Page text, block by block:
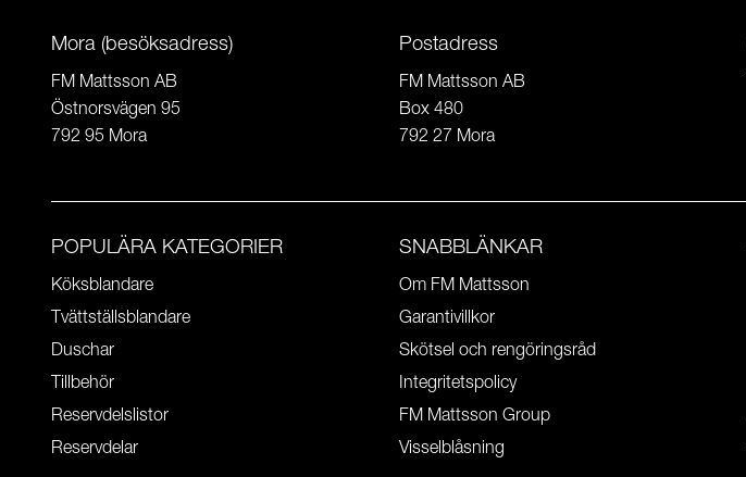
Mora (besöksadress)
FM Mattsson AB
Östnorsvägen 95
792 95 Mora
Postadress
FM Mattsson AB
Box 480
792 27 Mora
POPULÄRA KATEGORIER
Köksblandare
Tvättställsblandare
Duschar
Tillbehör
Reservdelslistor
Reservdelar
SNABBLÄNKAR
Om FM Mattsson
Garantivillkor
Skötsel och rengöringsråd
Integritetspolicy
FM Mattsson Group
Visselblåsning